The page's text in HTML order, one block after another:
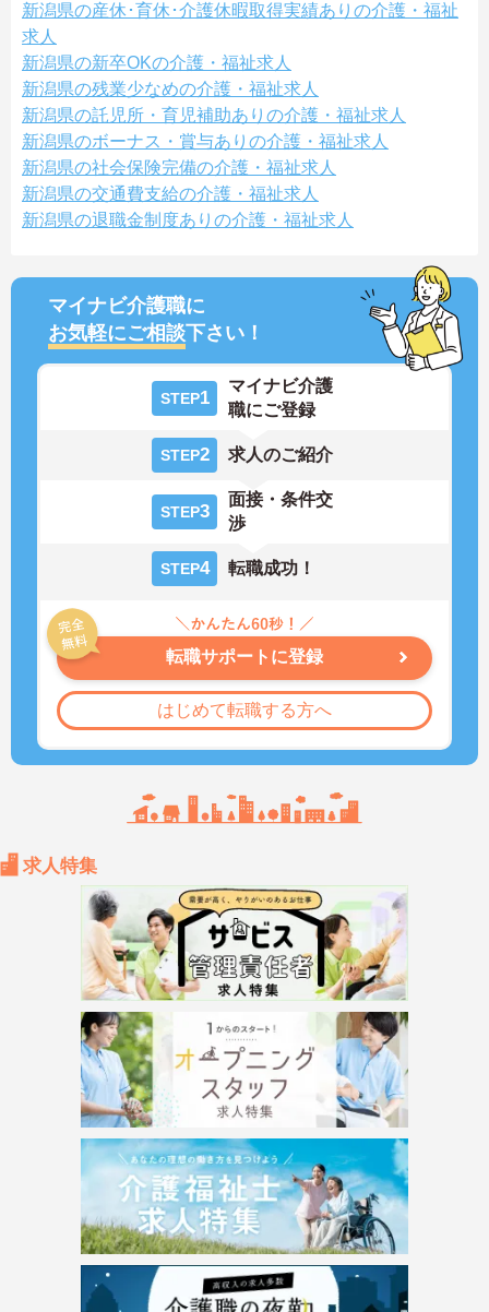
新潟県の産休･育休･介護休暇取得実績ありの介護・福祉
求人
新潟県の新卒OKの介護・福祉求人
新潟県の残業少なめの介護・福祉求人
新潟県の託児所・育児補助ありの介護・福祉求人
新潟県のボーナス・賞与ありの介護・福祉求人
新潟県の社会保険完備の介護・福祉求人
新潟県の交通費支給の介護・福祉求人
新潟県の退職金制度ありの介護・福祉求人
マイナビ介護職に
お気軽にご相談下さい！
STEP1
マイナビ介護
職にご登録
STEP2 求人のご紹介
STEP3
面接・条件交
渉
STEP4 転職成功！
転職サポートに登録
はじめて転職する方へ
求人特集